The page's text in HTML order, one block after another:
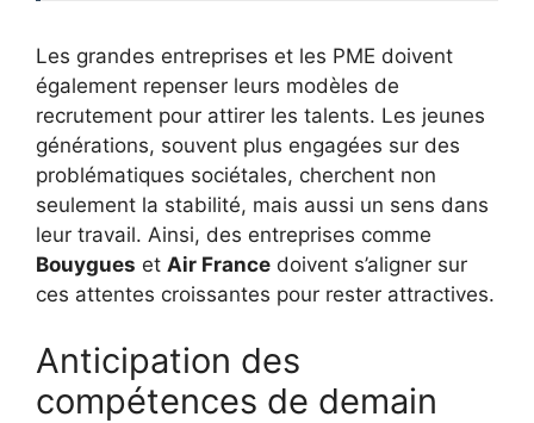
Les grandes entreprises et les PME doivent
également repenser leurs modèles de
recrutement pour attirer les talents. Les jeunes
générations, souvent plus engagées sur des
problématiques sociétales, cherchent non
seulement la stabilité, mais aussi un sens dans
leur travail. Ainsi, des entreprises comme
Bouygues et Air France doivent s’aligner sur
ces attentes croissantes pour rester attractives.
Anticipation des
compétences de demain